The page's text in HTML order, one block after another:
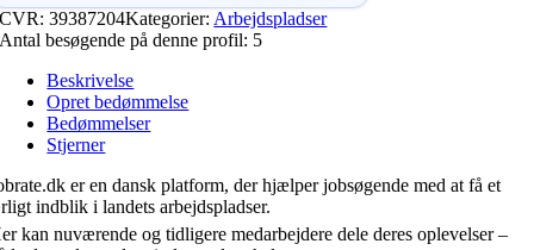
CVR:39387204Kategorier: Arbejdspladser
Antal besøgende på denne profil: 5
Beskrivelse
Opret bedømmelse
Bedømmelser
Stjerner
er en dansk platform, der hjælper jobsøgende med at få et
indblik i landets arbejdspladser.
kan nuværende og tidligere medarbejdere dele deres oplevelser –